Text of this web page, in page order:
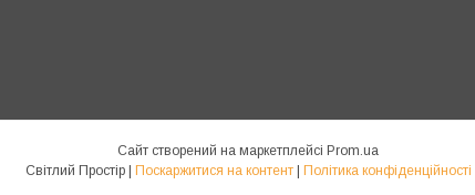
Сайт створений на маркетплейсі Prom.ua
Поскаржитися на контент Політика конфіденційності